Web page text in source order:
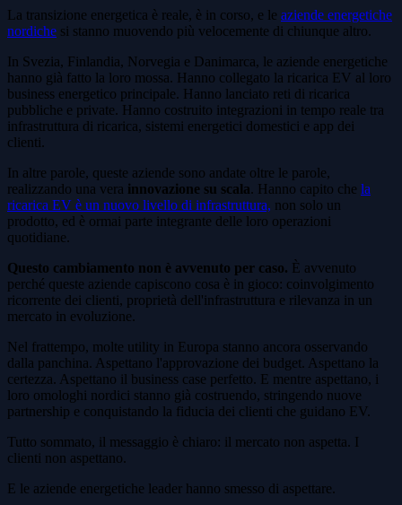
La transizione energetica è reale, è in corso, e le aziende energetiche
nordiche si stanno muovendo più velocemente di chiunque altro.
In Svezia, Finlandia, Norvegia e Danimarca, le aziende energetiche
hanno già fatto la loro mossa. Hanno collegato la ricarica EV al loro
business energetico principale. Hanno lanciato reti di ricarica
pubbliche e private. Hanno costruito integrazioni in tempo reale tra
infrastruttura di ricarica, sistemi energetici domestici e app dei
clienti.
In altre parole, queste aziende sono andate oltre le parole,
realizzando una vera innovazione su scala. Hanno capito che la
ricarica EV è un nuovo livello di infrastruttura, non solo un
prodotto, ed è ormai parte integrante delle loro operazioni
quotidiane.
Questo cambiamento non è avvenuto per caso. È avvenuto
perché queste aziende capiscono cosa è in gioco: coinvolgimento
ricorrente dei clienti, proprietà dell'infrastruttura e rilevanza in un
mercato in evoluzione.
Nel frattempo, molte utility in Europa stanno ancora osservando
dalla panchina. Aspettano l'approvazione dei budget. Aspettano la
certezza. Aspettano il business case perfetto. E mentre aspettano, i
loro omologhi nordici stanno già costruendo, stringendo nuove
partnership e conquistando la fiducia dei clienti che guidano EV.
Tutto sommato, il messaggio è chiaro: il mercato non aspetta. I
clienti non aspettano.
E le aziende energetiche leader hanno smesso di aspettare.